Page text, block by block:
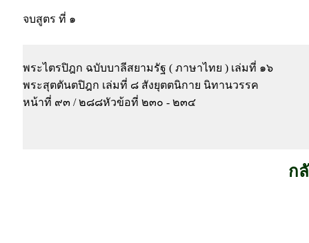
จบสูตร ที่ ๑
พระไตรปิฎก ฉบับบาลีสยามรัฐ ( ภาษาไทย ) เล่มที่ ๑๖
พระสุตตันตปิฎก เล่มที่ ๘ สังยุตตนิกาย นิทานวรรค
หน้าที่ ๙๓ / ๒๘๘หัวข้อที่ ๒๓๐ - ๒๓๔
ก